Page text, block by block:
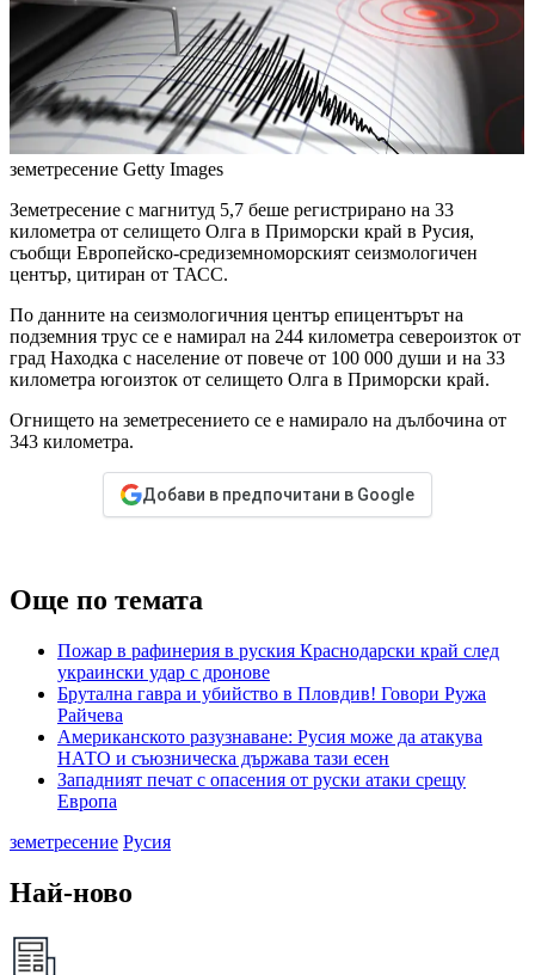
земетресение Getty Images
Земетресение с магнитуд 5,7 беше регистрирано на 33
километра от селището Олга в Приморски край в Русия,
съобщи Европейско-средиземноморският сеизмологичен
център, цитиран от ТАСС.
По данните на сеизмологичния център епицентърът на
подземния трус се е намирал на 244 километра североизток от
град Находка с население от повече от 100 000 души и на 33
километра югоизток от селището Олга в Приморски край.
Огнището на земетресението се е намирало на дълбочина от
343 километра.
Добави в предпочитани в Google
Още по темата
Пожар в рафинерия в руския Краснодарски край след
украински удар с дронове
Брутална гавра и убийство в Пловдив! Говори Ружа
Райчева
Американското разузнаване: Русия може да атакува
НАТО и съюзническа държава тази есен
Западният печат с опасения от руски атаки срещу
Европа
земетресение Русия
Най-ново